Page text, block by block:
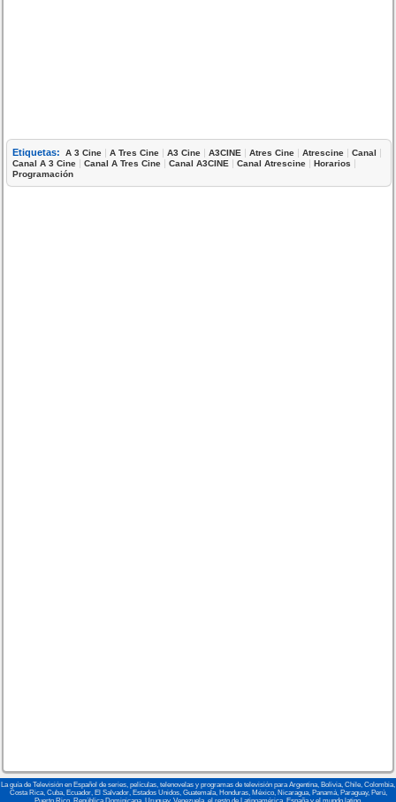
Etiquetas: A 3 Cine |A Tres Cine |A3 Cine |A3CINE |Atres Cine |Atrescine |Canal |
Canal A 3 Cine |Canal A Tres Cine |Canal A3CINE |Canal Atrescine |Horarios |
Programación
La guía de Televisión en Español de series, películas, telenovelas y programas de televisión para Argentina, Bolivia, Chile, Colombia,
Costa Rica, Cuba, Ecuador, El Salvador, Estados Unidos, Guatemala, Honduras, México, Nicaragua, Panamá, Paraguay, Perú,
Puerto Rico, República Dominicana, Uruguay, Venezuela, el resto de Latinoamérica, España y el mundo latino.